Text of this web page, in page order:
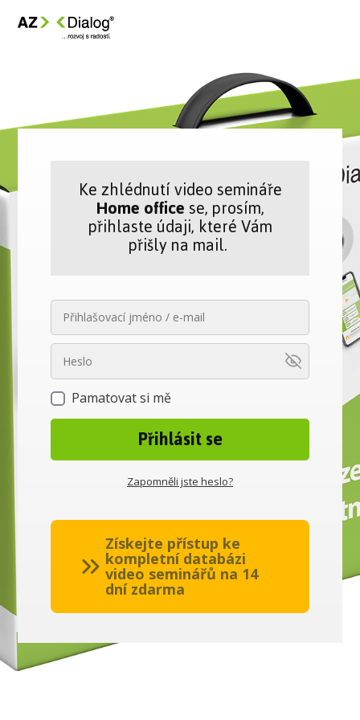
Ke zhlédnutí video semináře
Home officese, prosím,
přihlaste údaji, které Vám
přišly na mail.
Pamatovat si mě
Přihlásit se
Zapomněli jste heslo?
Získejte přístup ke
kompletní databázi
video seminářů na 14
dní zdarma